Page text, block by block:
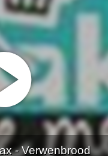
- Verwenbrood